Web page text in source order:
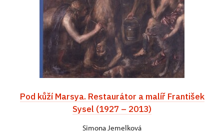
Pod kůží Marsya. Restaurátor a malíř František
Sysel (1927 – 2013)
Simona Jemelková